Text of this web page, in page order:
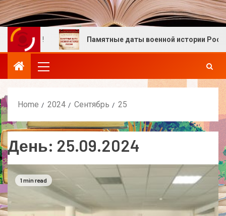
Памятные даты военной истории России.
Home 2024 Сентябрь 25
День: 25.09.2024
1 min read